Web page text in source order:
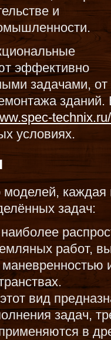
и
эффективно
задачами, от
условиях.
каждая
задач:
работ,
вид
задач,
в